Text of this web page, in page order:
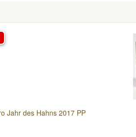
Jahr des Hahns 2017 PP